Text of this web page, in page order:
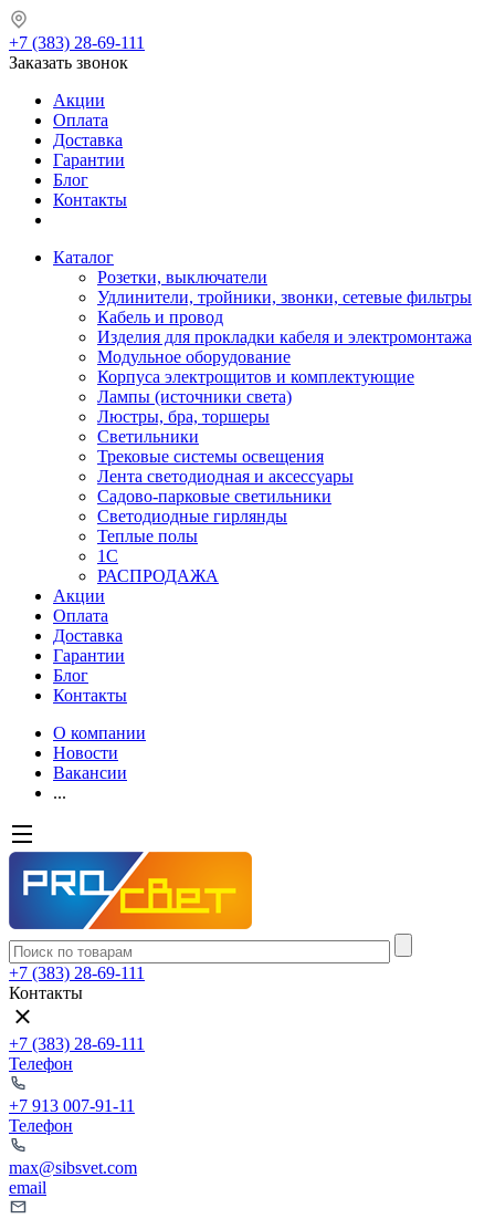
+7 (383) 28-69-111
Заказать звонок
Акции
Оплата
Доставка
Гарантии
Блог
Контакты
Каталог
Розетки, выключатели
Удлинители, тройники, звонки, сетевые фильтры
Кабель и провод
Изделия для прокладки кабеля и электромонтажа
Модульное оборудование
Корпуса электрощитов и комплектующие
Лампы (источники света)
Люстры, бра, торшеры
Светильники
Трековые системы освещения
Лента светодиодная и аксессуары
Садово-парковые светильники
Светодиодные гирлянды
Теплые полы
1С
РАСПРОДАЖА
Акции
Оплата
Доставка
Гарантии
Блог
Контакты
О компании
Новости
Вакансии
...
+7 (383) 28-69-111
Контакты
+7 (383) 28-69-111
Телефон
+7 913 007-91-11
Телефон
max@sibsvet.com
email